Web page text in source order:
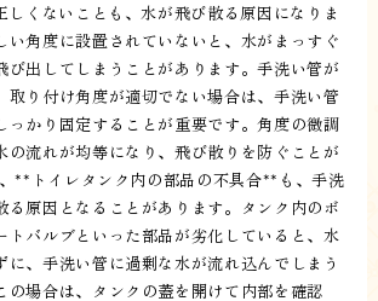
しくないことも、水が飛び散る原因になりま
い角度に設置されていないと、水がまっすぐ
び出してしまうことがあります。手洗い管が
取り付け角度が適切でない場合は、手洗い管
っかり固定することが重要です。角度の微調
の流れが均等になり、飛び散りを防ぐことが
**トイレタンク内の部品の不具合**も、手洗
る原因となることがあります。タンク内のボ
トバルブといった部品が劣化していると、水
に、手洗い管に過剰な水が流れ込んでしまう
の場合は、タンクの蓋を開けて内部を確認